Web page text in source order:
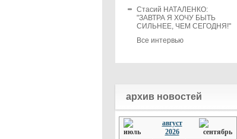
Стасий НАТАЛЕНКО:
"ЗАВТРА Я ХОЧУ БЫТЬ
СИЛЬНЕЕ, ЧЕМ СЕГОДНЯ!"
Все интервью
архив новостей
август
2026